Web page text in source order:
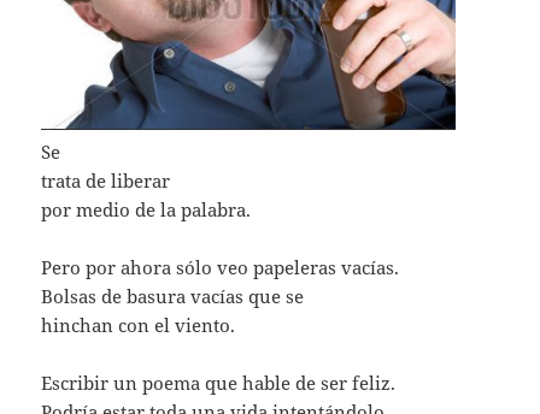
Se
trata de liberar
por medio de la palabra.
Pero por ahora sólo veo papeleras vacías.
Bolsas de basura vacías que se
hinchan con el viento.
Escribir un poema que hable de ser feliz.